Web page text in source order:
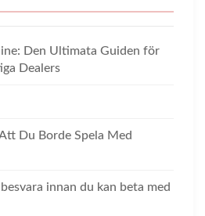
Den Ultimata Guiden för
Dealers
Du Borde Spela Med
innan du kan beta med